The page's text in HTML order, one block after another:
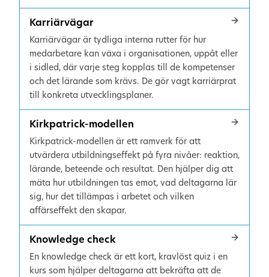
Karriärvägar
Karriärvägar är tydliga interna rutter för hur
medarbetare kan växa i organisationen, uppåt eller
i sidled, där varje steg kopplas till de kompetenser
och det lärande som krävs. De gör vagt karriärprat
till konkreta utvecklingsplaner.
Kirkpatrick-modellen
Kirkpatrick-modellen är ett ramverk för att
utvärdera utbildningseffekt på fyra nivåer: reaktion,
lärande, beteende och resultat. Den hjälper dig att
mäta hur utbildningen tas emot, vad deltagarna lär
sig, hur det tillämpas i arbetet och vilken
affärseffekt den skapar.
Knowledge check
En knowledge check är ett kort, kravlöst quiz i en
kurs som hjälper deltagarna att bekräfta att de